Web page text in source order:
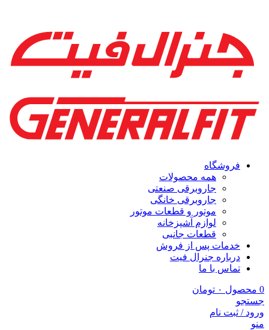
فروشگاه
همه محصولات
جاروبرقی صنعتی
جاروبرقی خانگی
موتور و قطعات موتور
لوازم آشپزخانه
قطعات جانبی
خدمات پس از فروش
درباره جنرال فیت
تماس با ما
0 محصول ۰ تومان
جستجو
ورود / ثبت نام
منو